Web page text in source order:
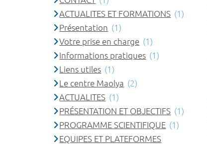
ACTUALITES ET FORMATIONS (1)
Présentation (1)
Votre prise en charge (1)
Informations pratiques (1)
Liens utiles (1)
Le centre Maolya (2)
ACTUALITES (1)
PRÉSENTATION ET OBJECTIFS (1)
PROGRAMME SCIENTIFIQUE (1)
EQUIPES ET PLATEFORMES